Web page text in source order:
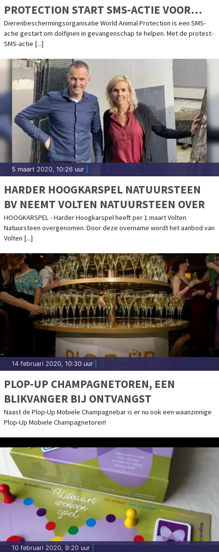
PROTECTION START SMS-ACTIE VOOR
DOLFIJNEN
Dierenbeschermingsorganisatie World Animal Protection is een SMS-
actie gestart om dolfijnen in gevangenschap te helpen. Met de protest-
SMS-actie [...]
5 maart 2020, 10:26 uur
HARDER HOOGKARSPEL NATUURSTEEN
BV NEEMT VOLTEN NATUURSTEEN OVER
HOOGKARSPEL - Harder Hoogkarspel heeft per 1 maart Volten
Natuursteen overgenomen. Door deze overname wordt het aanbod van
Volten [...]
14 februari 2020, 10:30 uur
PLOP-UP CHAMPAGNETOREN, EEN
BLIKVANGER BIJ ONTVANGST
Naast de Plop-Up Mobiele Champagnebar is er nu ook een waanzinnige
Plop-Up Mobiele Champagnetoren!
10 februari 2020, 9:20 uur